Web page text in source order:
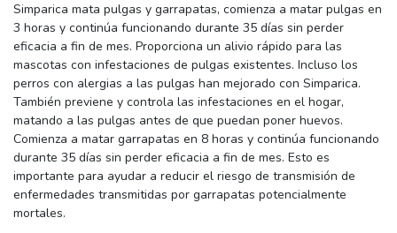
Simparica mata pulgas y garrapatas, comienza a matar pulgas en
3 horas y continúa funcionando durante 35 días sin perder
eficacia a fin de mes. Proporciona un alivio rápido para las
mascotas con infestaciones de pulgas existentes. Incluso los
perros con alergias a las pulgas han mejorado con Simparica.
También previene y controla las infestaciones en el hogar,
matando a las pulgas antes de que puedan poner huevos.
Comienza a matar garrapatas en 8 horas y continúa funcionando
durante 35 días sin perder eficacia a fin de mes. Esto es
importante para ayudar a reducir el riesgo de transmisión de
enfermedades transmitidas por garrapatas potencialmente
mortales.